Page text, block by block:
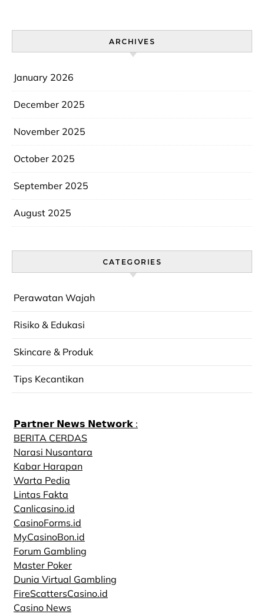
ARCHIVES
January 2026
December 2025
November 2025
October 2025
September 2025
August 2025
CATEGORIES
Perawatan Wajah
Risiko & Edukasi
Skincare & Produk
Tips Kecantikan
𝗣𝗮𝗿𝘁𝗻𝗲𝗿 𝗡𝗲𝘄𝘀 𝗡𝗲𝘁𝘄𝗼𝗿𝗸 :
BERITA CERDAS
Narasi Nusantara
Kabar Harapan
Warta Pedia
Lintas Fakta
Canlicasino.id
CasinoForms.id
MyCasinoBon.id
Forum Gambling
Master Poker
Dunia Virtual Gambling
FireScattersCasino.id
Casino News